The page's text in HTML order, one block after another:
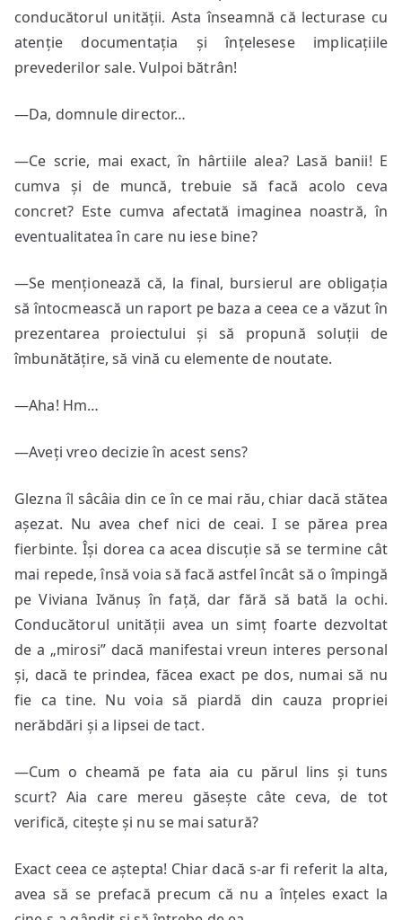
conducătorul unității. Asta înseamnă că lecturase cu
atenție documentația și înțelesese implicațiile
prevederilor sale. Vulpoi bătrân!
—Da, domnule director…
—Ce scrie, mai exact, în hârtiile alea? Lasă banii! E
cumva și de muncă, trebuie să facă acolo ceva
concret? Este cumva afectată imaginea noastră, în
eventualitatea în care nu iese bine?
—Se menționează că, la final, bursierul are obligația
să întocmească un raport pe baza a ceea ce a văzut în
prezentarea proiectului și să propună soluții de
îmbunătățire, să vină cu elemente de noutate.
—Aha! Hm…
—Aveți vreo decizie în acest sens?
Glezna îl sâcâia din ce în ce mai rău, chiar dacă stătea
așezat. Nu avea chef nici de ceai. I se părea prea
fierbinte. Își dorea ca acea discuție să se termine cât
mai repede, însă voia să facă astfel încât să o împingă
pe Viviana Ivănuș în față, dar fără să bată la ochi.
Conducătorul unității avea un simț foarte dezvoltat
de a „mirosi” dacă manifestai vreun interes personal
și, dacă te prindea, făcea exact pe dos, numai să nu
fie ca tine. Nu voia să piardă din cauza propriei
nerăbdări și a lipsei de tact.
—Cum o cheamă pe fata aia cu părul lins și tuns
scurt? Aia care mereu găsește câte ceva, de tot
verifică, citește și nu se mai satură?
Exact ceea ce aștepta! Chiar dacă s-ar fi referit la alta,
avea să se prefacă precum că nu a înțeles exact la